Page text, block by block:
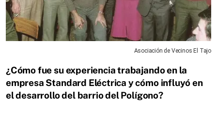
Asociación de Vecinos El Tajo
¿Cómo fue su experiencia trabajando en la
empresa Standard Eléctrica y cómo influyó en
el desarrollo del barrio del Polígono?